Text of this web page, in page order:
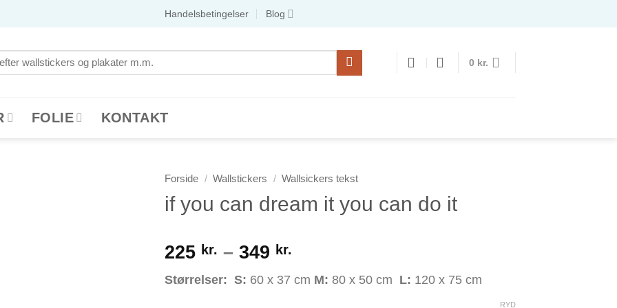
Handelsbetingelser Blog
0 kr.
FOLIE KONTAKT
Forside / Wallstickers / Wallsickers tekst
if you can dream it you can do it
225 kr. – 349 kr.
til
Størrelser: S: 60 x 37 cm M: 80 x 50 cm L: 120 x 75 cm
RYD